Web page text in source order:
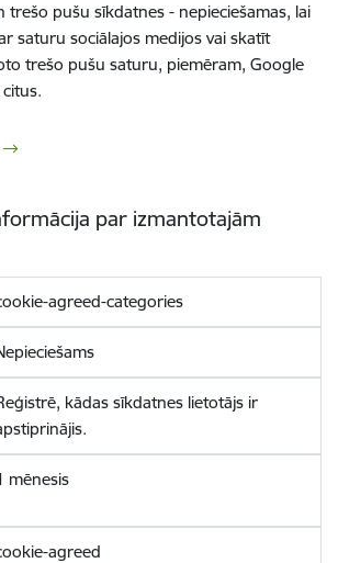
trešo pušu sīkdatnes - nepieciešamas, lai
saturu sociālajos medijos vai skatīt
trešo pušu saturu, piemēram, Google
par izmantotajām
agreed-categories
kādas sīkdatnes lietotājs ir
mēnesis
agreed